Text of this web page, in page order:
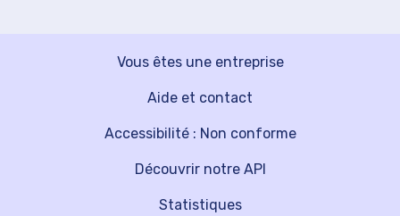
Vous êtes une entreprise
Découvrir notre API
Aide et contact
Statistiques
Accessibilité : Non conforme